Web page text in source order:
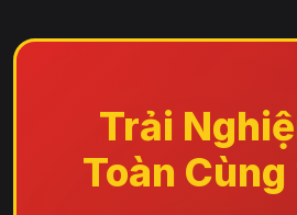
Trải
Toàn Cùng